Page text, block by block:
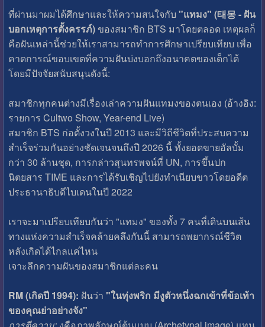
ที่ผ่านมาผมได้ศึกษาและให้ความสนใจกับ "แทมง" (태몽 - ฝัน
บอกเหตุการตั้งครรภ์)ของสมาชิก BTS มาโดยตลอด เหตุผลก็
คือฝันเหล่านี้ช่วยให้เราสามารถทำการศึกษาเปรียบเทียบ เพื่อ
คาดการณ์ขอบเขตที่ความฝันบ่งบอกถึงอนาคตของเด็กได้
โดยมีปัจจัยสนับสนุนดังนี้:
สมาชิกทุกคนต่างมีเรื่องเล่าความฝันแทมงของตนเอง (อ้างอิง:
รายการ Cultwo Show, Year-end Live)
สมาชิก BTS ก่อตั้งวงในปี 2013 และมีวิถีชีวิตที่ประสบความ
สำเร็จร่วมกันอย่างชัดเจนจนถึงปี 2026 นี้ ทั้งยอดขายอัลบั้ม
กว่า 30 ล้านชุด, การกล่าวสุนทรพจน์ที่ UN, การขึ้นปก
นิตยสาร TIME และการได้รับเชิญไปยังทำเนียบขาวโดยอดีต
ประธานาธิบดีไบเดนในปี 2022
เราจะมาเปรียบเทียบกันว่า "แทมง" ของทั้ง 7 คนที่เดินบนเส้น
ทางแห่งความสำเร็จคล้ายคลึงกันนี้ สามารถพยากรณ์ชีวิต
หลังเกิดได้ไกลแค่ไหน
เจาะลึกความฝันของสมาชิกแต่ละคน
RM (เกิดปี 1994): ฝันว่า "ในทุ่งพริก มีงูตัวหนึ่งฉกเข้าที่ข้อเท้า
ของคุณย่าอย่างจัง"